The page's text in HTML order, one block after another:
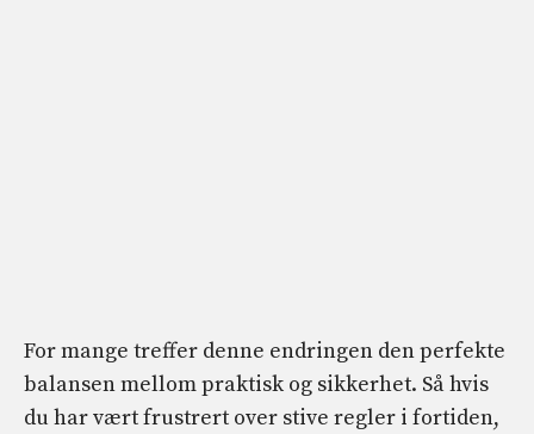
For mange treffer denne endringen den perfekte
balansen mellom praktisk og sikkerhet. Så hvis
du har vært frustrert over stive regler i fortiden,